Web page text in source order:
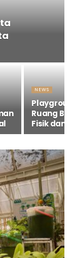
NEWS
Ruang
Fisik dan